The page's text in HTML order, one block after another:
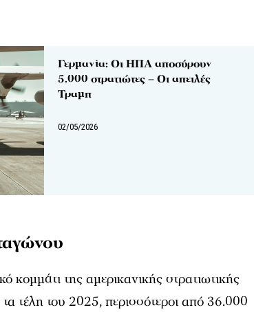
Γερμανία: Οι ΗΠΑ αποσύρουν
5.000 στρατιώτες – Οι απειλές
Τραμπ
02/05/2026
της αμερικανικής στρατιωτικής
τέλη του 2025, περισσότεροι από 36.000